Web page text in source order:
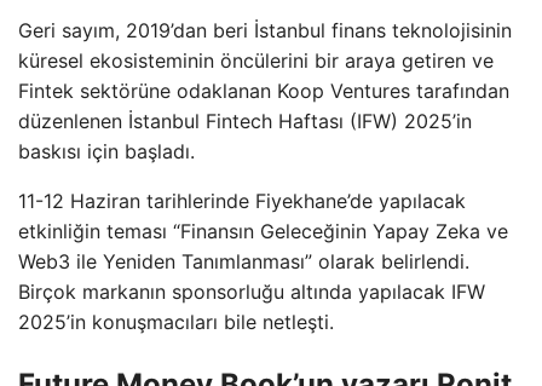
Geri sayım, 2019’dan beri İstanbul finans teknolojisinin
küresel ekosisteminin öncülerini bir araya getiren ve
Fintek sektörüne odaklanan Koop Ventures tarafından
düzenlenen İstanbul Fintech Haftası (IFW) 2025’in
baskısı için başladı.
11-12 Haziran tarihlerinde Fiyekhane’de yapılacak
etkinliğin teması “Finansın Geleceğinin Yapay Zeka ve
Web3 ile Yeniden Tanımlanması” olarak belirlendi.
Birçok markanın sponsorluğu altında yapılacak IFW
2025’in konuşmacıları bile netleşti.